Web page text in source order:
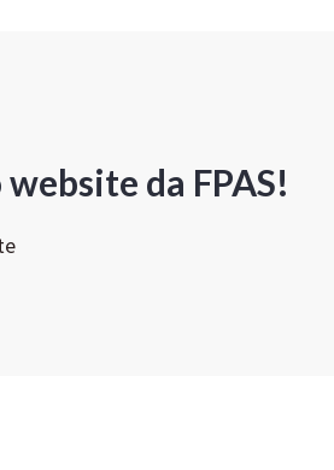
da FPAS!